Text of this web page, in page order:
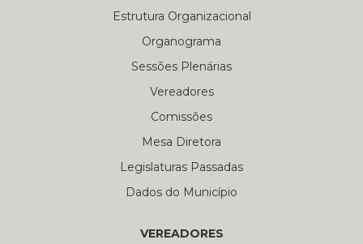
Estrutura Organizacional
Organograma
Sessões Plenárias
Vereadores
Comissões
Mesa Diretora
Legislaturas Passadas
Dados do Município
VEREADORES